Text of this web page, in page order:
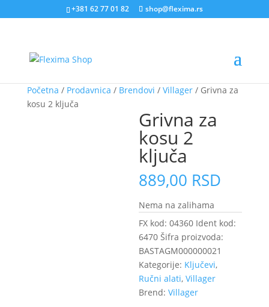
+381 62 77 01 82 shop@flexima.rs
Početna / Prodavnica / Brendovi / Villager/ Grivna za
kosu 2 ključa
Nema Na Stanju
Grivna za
kosu 2
ključa
889,00 RSD
Nema na zalihama
FX kod: 04360 Ident kod:
6470 Šifra proizvoda:
BASTAGM000000021
Kategorije: Ključevi,
Ručni alati,Villager
Brend:Villager